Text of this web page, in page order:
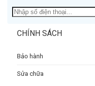
CHÍNH SÁCH
Bảo hành
Sửa chữa